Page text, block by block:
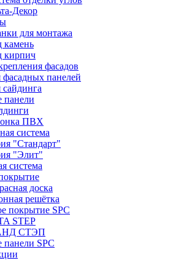
Декор
для монтажа
камень
кирпич
фасадов
фасадных панелей
сайдинга
панели
ПВХ
система
"Стандарт"
"Элит"
система
доска
решётка
покрытие SPC
STEP
СТЭП
панели SPC